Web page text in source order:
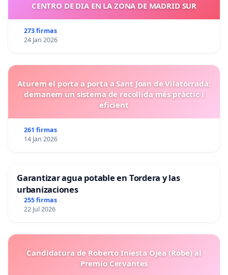
CENTRO DE DIA EN LA ZONA DE MADRID SUR
273 firmas
24 Jan 2026
Aturem el porta a porta a Sant Joan de Vilatorrada:
demanem un sistema de recollida més pràctic i
eficient
261 firmas
14 Jan 2026
Garantizar agua potable en Tordera y las
urbanizaciones
255 firmas
22 Jul 2026
Candidatura de Roberto Iniesta Ojea (Robe) al
Premio Cervantes